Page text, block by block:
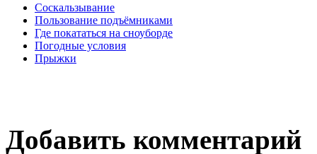
Соскальзывание
Пользование подъёмниками
Где покататься на сноуборде
Погодные условия
Прыжки
Добавить комментарий